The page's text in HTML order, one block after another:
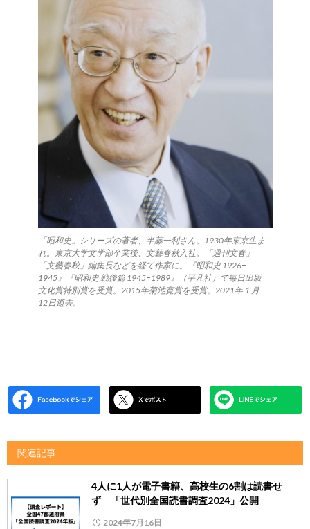
「昭和史」シリーズの著者、半藤一利さん。1930年東京生ま
れ。東京大学文学部卒業後、文藝春秋入社。「週刊文春」
「文藝春秋」編集長などを経て作家に。『昭和史 1926‒
1945』『昭和史 戦後篇 1945‒1989』（平凡社）で毎日出版
文化賞特別賞を受賞。2015年菊池寛賞を受賞。2021年１月
12日逝去。
関連記事
4人に1人が電子書籍、高校生の6割は読書せ
ず 「世代別全国読書調査2024」公開
2024年7月16日